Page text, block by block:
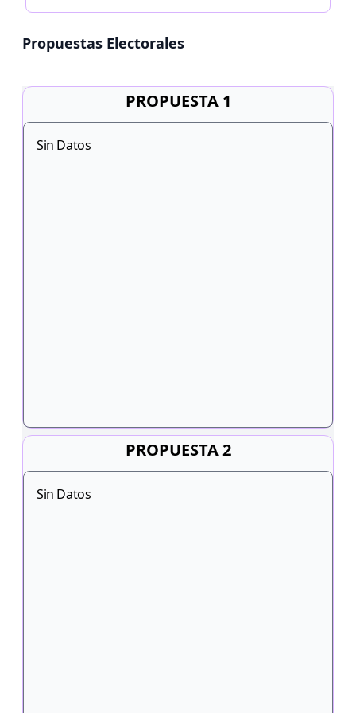
Propuestas Electorales
PROPUESTA 1
Sin Datos
PROPUESTA 2
Sin Datos